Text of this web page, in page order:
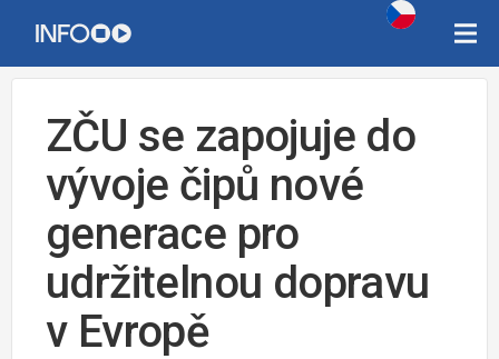
ZČU se zapojuje do
vývoje čipů nové
generace pro
udržitelnou dopravu
v Evropě